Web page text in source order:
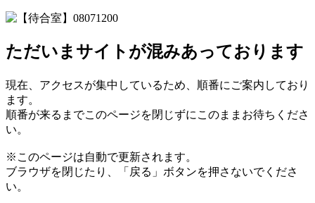
ただいまサイトが混みあっております
現在、アクセスが集中しているため、順番にご案内しており
ます。
順番が来るまでこのページを閉じずにこのままお待ちくださ
い。
※このページは自動で更新されます。
ブラウザを閉じたり、「戻る」ボタンを押さないでくださ
い。